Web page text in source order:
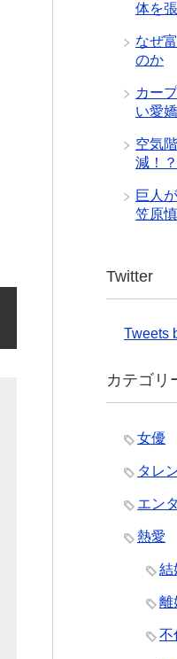
体を
なぜ
のか
カー
い愛
空気
減！
巨人
笠原
Twitter
Tweets
カテゴリ
女優
タレ
エン
熱愛
結
離
不